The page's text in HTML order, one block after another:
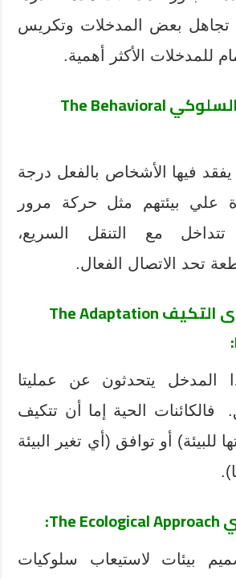
تجاهل بعض المدخلات وتكريس
للمدخلات الأكثر أهمية.
The Behavioral
يفقد فيها الأشخاص بالفعل درجة
علي بيئتهم مثل حركة مرور
مع التنقل السريع،
تحد الاتصال الفعال.
The Adaptation
:
المدخل يتحدثون عن عمليتا
فالكائنات الحية إما أن تتكيف
للبيئة) أو توافق (أي تغير البيئة
The Ecological Approach
:
بيئات لاستيعاب سلوكيات